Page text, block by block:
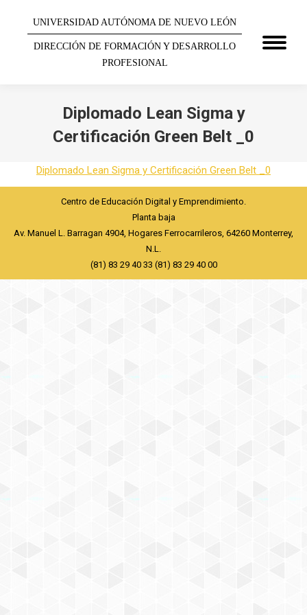
UNIVERSIDAD AUTÓNOMA DE NUEVO LEÓN
DIRECCIÓN DE FORMACIÓN Y DESARROLLO
PROFESIONAL
Diplomado Lean Sigma y
Certificación Green Belt _0
Diplomado Lean Sigma y Certificación Green Belt _0
Centro de Educación Digital y Emprendimiento.
Planta baja
Av. Manuel L. Barragan 4904, Hogares Ferrocarrileros, 64260 Monterrey,
N.L.
(81) 83 29 40 33 (81) 83 29 40 00